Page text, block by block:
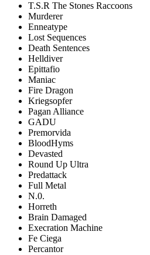
T.S.R The Stones Raccoons
Murderer
Enneatype
Lost Sequences
Death Sentences
Helldiver
Epittafio
Maniac
Fire Dragon
Kriegsopfer
Pagan Alliance
GADU
Premorvida
BloodHyms
Devasted
Round Up Ultra
Predattack
Full Metal
N.0.
Horreth
Brain Damaged
Execration Machine
Fe Ciega
Percantor